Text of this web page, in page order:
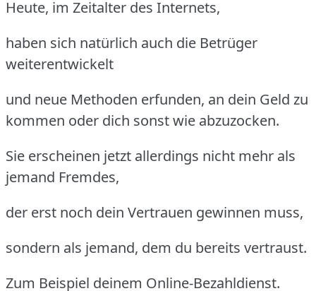
Heute, im Zeitalter des Internets,
haben sich natürlich auch die Betrüger
weiterentwickelt
und neue Methoden erfunden, an dein Geld zu
kommen oder dich sonst wie abzuzocken.
Sie erscheinen jetzt allerdings nicht mehr als
jemand Fremdes,
der erst noch dein Vertrauen gewinnen muss,
sondern als jemand, dem du bereits vertraust.
Zum Beispiel deinem Online-Bezahldienst.